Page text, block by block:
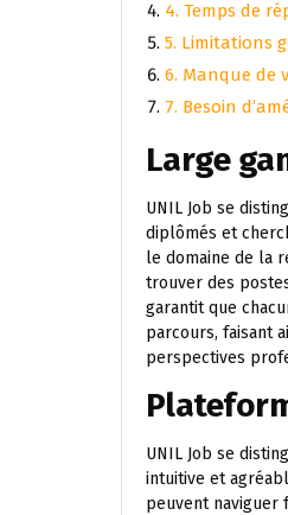
4. Temps de
5. Limitations
6. Manque de
7. Besoin
Large
UNIL Job se
diplômés et
le domaine de la
trouver des
garantit que
parcours, faisant
perspectives
UNIL Job se
intuitive et
peuvent naviguer